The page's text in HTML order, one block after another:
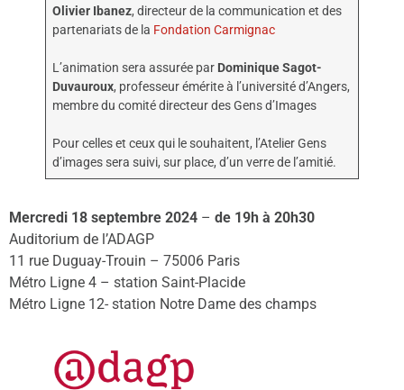
Olivier Ibanez, directeur de la communication et des
partenariats de la Fondation Carmignac
L’animation sera assurée par Dominique Sagot-
Duvauroux, professeur émérite à l’université d’Angers,
membre du comité directeur des Gens d’Images
Pour celles et ceux qui le souhaitent, l’Atelier Gens
d’images sera suivi, sur place, d’un verre de l’amitié.
Mercredi 18 septembre 2024 – de 19h à 20h30
Auditorium de l’ADAGP
11 rue Duguay-Trouin – 75006 Paris
Métro Ligne 4 – station Saint-Placide
Métro Ligne 12- station Notre Dame des champs